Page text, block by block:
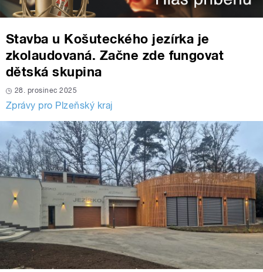
Stavba u Košuteckého jezírka je
zkolaudovaná. Začne zde fungovat
dětská skupina
28. prosinec 2025
Zprávy pro Plzeňský kraj